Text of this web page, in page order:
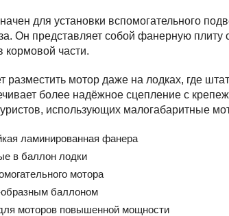
для установки вспомогательного
Он представляет собой фанерную плиту
кормовой части.
разместить мотор даже на лодках, где
более надёжное сцепление с
использующих малогабаритные
ламинированная фанера
в баллон лодки
мотора
баллоном
моторов повышенной мощности